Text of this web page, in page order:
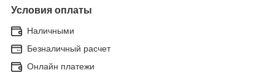
Условия оплаты
Наличными
Безналичный расчет
Онлайн платежи